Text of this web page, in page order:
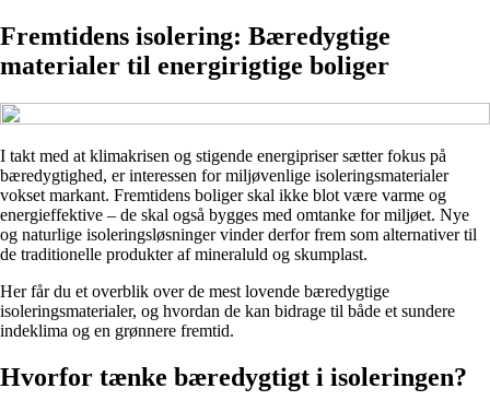
Fremtidens isolering: Bæredygtige
materialer til energirigtige boliger
I takt med at klimakrisen og stigende energipriser sætter fokus på
bæredygtighed, er interessen for miljøvenlige isoleringsmaterialer
vokset markant. Fremtidens boliger skal ikke blot være varme og
energieffektive – de skal også bygges med omtanke for miljøet. Nye
og naturlige isoleringsløsninger vinder derfor frem som alternativer til
de traditionelle produkter af mineraluld og skumplast.
Her får du et overblik over de mest lovende bæredygtige
isoleringsmaterialer, og hvordan de kan bidrage til både et sundere
indeklima og en grønnere fremtid.
Hvorfor tænke bæredygtigt i isoleringen?